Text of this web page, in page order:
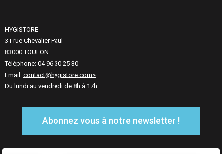
HYGISTORE
31 rue Chevalier Paul
83000 TOULON
Téléphone: 04 96 30 25 30
Email: contact@hygistore.com>
Du lundi au vendredi de 8h à 17h
Abonnez vous à notre newsletter !